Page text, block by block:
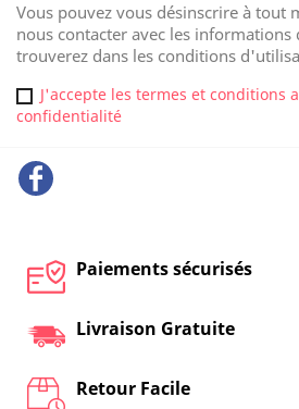
Vous pouvez vous désinscrire à tout
nous contacter avec les informations
trouverez dans les conditions
J'accepte les termes et conditions
confidentialité
Paiements sécurisés
Livraison Gratuite
Retour Facile